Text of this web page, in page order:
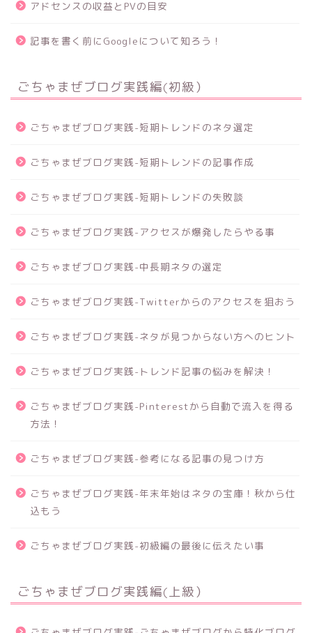
アドセンスの収益とPVの目安
記事を書く前にGoogleについて知ろう！
ごちゃまぜブログ実践編(初級）
ごちゃまぜブログ実践-短期トレンドのネタ選定
ごちゃまぜブログ実践-短期トレンドの記事作成
ごちゃまぜブログ実践-短期トレンドの失敗談
ごちゃまぜブログ実践-アクセスが爆発したらやる事
ごちゃまぜブログ実践-中長期ネタの選定
ごちゃまぜブログ実践-Twitterからのアクセスを狙おう
ごちゃまぜブログ実践-ネタが見つからない方へのヒント
ごちゃまぜブログ実践-トレンド記事の悩みを解決！
ごちゃまぜブログ実践-Pinterestから自動で流入を得る
方法！
ごちゃまぜブログ実践-参考になる記事の見つけ方
ごちゃまぜブログ実践-年末年始はネタの宝庫！秋から仕
込もう
ごちゃまぜブログ実践-初級編の最後に伝えたい事
ごちゃまぜブログ実践編(上級）